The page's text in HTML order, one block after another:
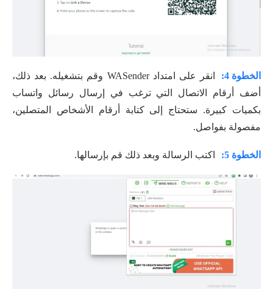
الخطوة 4:
انقر على امتداد WASender وقم بتشغيله. بعد ذلك،
أضف أرقام الاتصال التي ترغب في إرسال رسائل واتساب
بكميات كبيرة. ستحتاج إلى كتابة أرقام الأشخاص المتصلين،
مفصولة بفواصل.
الخطوة 5: اكتب الرسالة وبعد ذلك قم بإرسالها.